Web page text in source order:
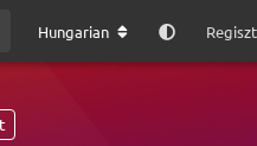
Hungarian